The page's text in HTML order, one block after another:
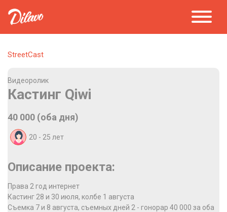
StreetCast
Видеоролик
Кастинг Qiwi
40 000 (оба дня)
20 - 25 лет
Описание проекта:
Права 2 год интернет
Кастинг 28 и 30 июля, колбе 1 августа
Съемка 7 и 8 августа, съемных дней 2 - гонорар 40 000 за оба